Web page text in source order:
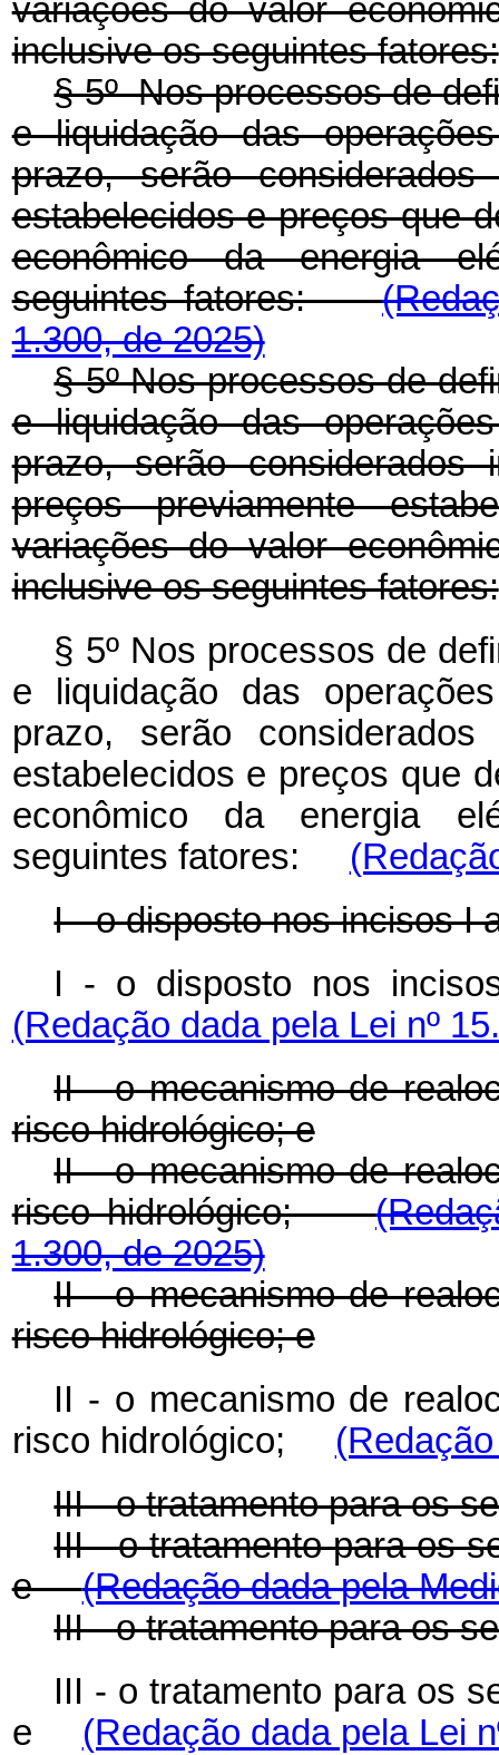
variações do valor
inclusive os seguintes fatores:
§ 5º Nos processos de
e liquidação das
prazo, serão
estabelecidos e preços que
econômico da energia
seguintes fatores:
1.300, de 2025)
§ 5º Nos processos de
e liquidação das
prazo, serão
preços previamente
variações do valor
inclusive os seguintes fatores:
§ 5º Nos processos de
e liquidação das
prazo, serão
estabelecidos e preços que
econômico da energia
seguintes fatores:
I - o disposto nos incisos I
I - o disposto nos
(Redação dada pela Lei nº
II - o mecanismo de
risco hidrológico; e
II - o mecanismo de
risco hidrológico;
1.300, de 2025)
II - o mecanismo de
risco hidrológico; e
II - o mecanismo de
risco hidrológico;
III - o tratamento para os
III - o tratamento para os
e(Redação dada pela
III - o tratamento para os
III - o tratamento para os
e (Redação dada pela Lei